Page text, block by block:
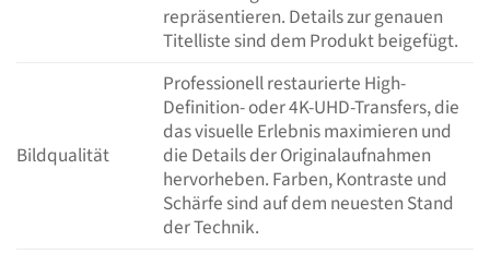
repräsentieren. Details zur genauen
Titelliste sind dem Produkt beigefügt.
Bildqualität
Professionell restaurierte High-
Definition- oder 4K-UHD-Transfers, die
das visuelle Erlebnis maximieren und
die Details der Originalaufnahmen
hervorheben. Farben, Kontraste und
Schärfe sind auf dem neuesten Stand
der Technik.